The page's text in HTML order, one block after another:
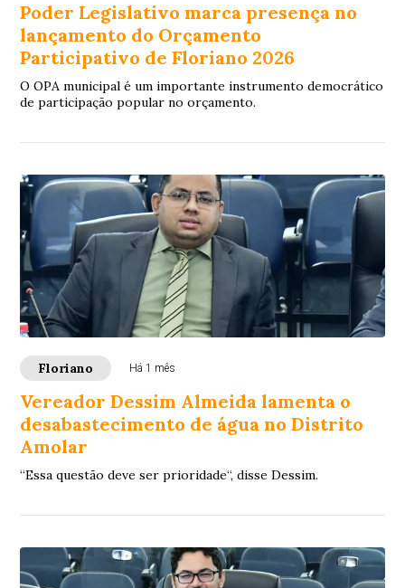
Poder Legislativo marca presença no
lançamento do Orçamento
Participativo de Floriano 2026
O OPA municipal é um importante instrumento democrático
de participação popular no orçamento.
Floriano Há 1 mês
Vereador Dessim Almeida lamenta o
desabastecimento de água no Distrito
Amolar
“Essa questão deve ser prioridade“, disse Dessim.